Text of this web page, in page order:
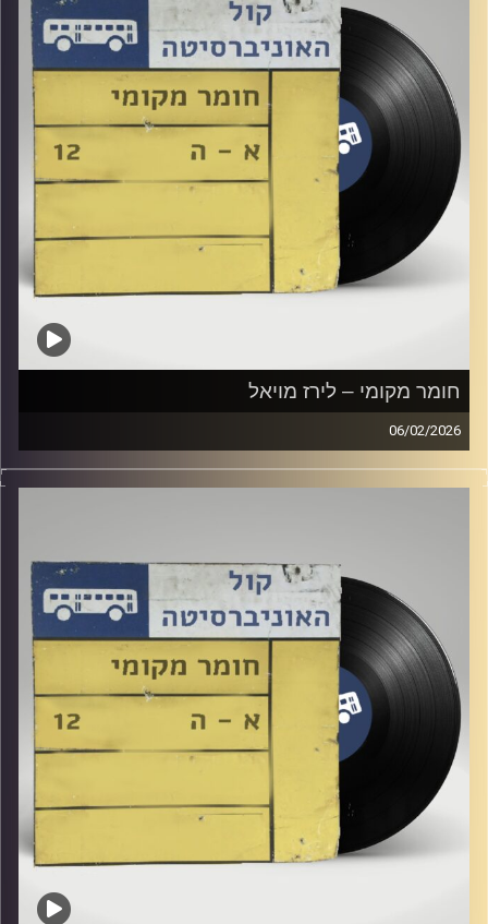
חומר מקומי – לירז מויאל
06/02/2026
שעה של מוזיקה ישראלית עם לירז מויאל